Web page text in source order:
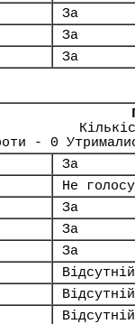
За
За
За
- 0
За
Не
За
За
За
Відсутній
Відсутній
Відсутній